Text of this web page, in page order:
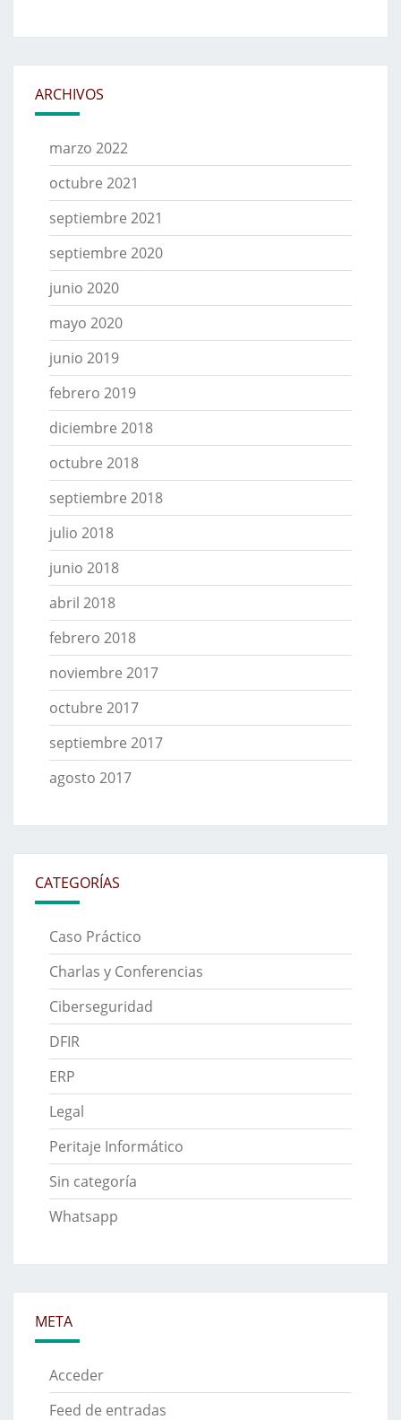
ARCHIVOS
marzo 2022
octubre 2021
septiembre 2021
septiembre 2020
junio 2020
mayo 2020
junio 2019
febrero 2019
diciembre 2018
octubre 2018
septiembre 2018
julio 2018
junio 2018
abril 2018
febrero 2018
noviembre 2017
octubre 2017
septiembre 2017
agosto 2017
CATEGORÍAS
Caso Práctico
Charlas y Conferencias
Ciberseguridad
DFIR
ERP
Legal
Peritaje Informático
Sin categoría
Whatsapp
META
Acceder
Feed de entradas